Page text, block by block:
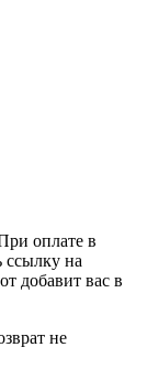
оплате в
ссылку на
добавит вас в
не